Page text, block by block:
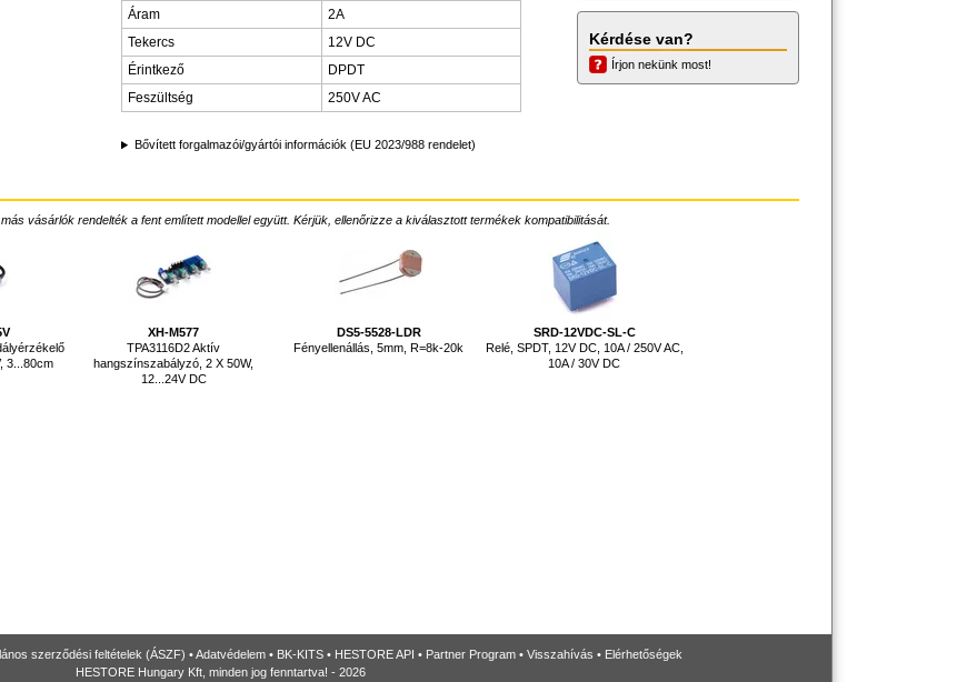
Áram
2A
Tekercs
12V DC
Érintkező
DPDT
Feszültség
250V AC
Bővített forgalmazói/gyártói információk (EU 2023/988 rendelet)
Kérdése van?
Írjon nekünk most!
vásárlók rendelték a fent említett modellel együtt. Kérjük, ellenőrizze a kiválasztott termékek kompatibilitását.
3...80cm
XH-M577
TPA3116D2 Aktív
hangszínszabályzó, 2 X 50W,
12...24V DC
DS5-5528-LDR
Fényellenállás, 5mm, R=8k-20k
SRD-12VDC-SL-C
Relé, SPDT, 12V DC, 10A / 250V AC,
10A / 30V DC
szerződési feltételek (ÁSZF) •Adatvédelem • BK-KITS • HESTORE API • Partner Program • Visszahívás • Elérhetőségek
HESTORE Hungary Kft, minden jog fenntartva! - 2026